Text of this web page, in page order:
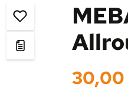
Regulärer
30,00